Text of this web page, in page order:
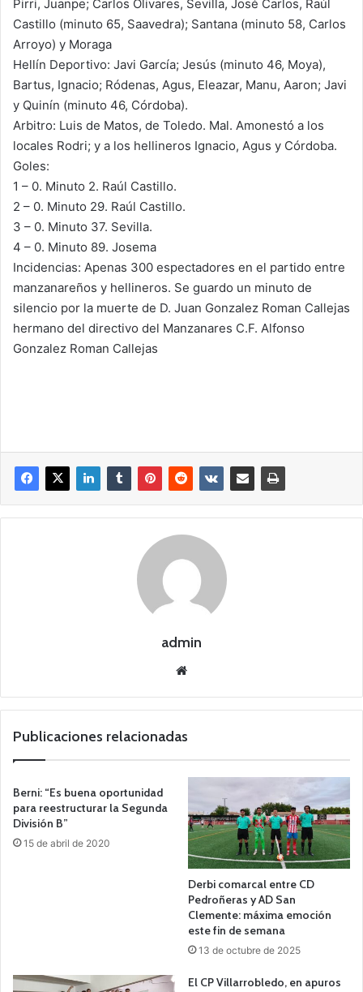
Pirri, Juanpe; Carlos Olivares, Sevilla, José Carlos, Raúl
Castillo (minuto 65, Saavedra); Santana (minuto 58, Carlos
Arroyo) y Moraga
Hellín Deportivo: Javi García; Jesús (minuto 46, Moya),
Bartus, Ignacio; Ródenas, Agus, Eleazar, Manu, Aaron; Javi
y Quinín (minuto 46, Córdoba).
Arbitro: Luis de Matos, de Toledo. Mal. Amonestó a los
locales Rodri; y a los hellineros Ignacio, Agus y Córdoba.
Goles:
1 – 0. Minuto 2. Raúl Castillo.
2 – 0. Minuto 29. Raúl Castillo.
3 – 0. Minuto 37. Sevilla.
4 – 0. Minuto 89. Josema
Incidencias: Apenas 300 espectadores en el partido entre
manzanareños y hellineros. Se guardo un minuto de
silencio por la muerte de D. Juan Gonzalez Roman Callejas
hermano del directivo del Manzanares C.F. Alfonso
Gonzalez Roman Callejas
admin
we
Publicaciones relacionadas
Berni: “Es buena oportunidad
para reestructurar la Segunda
División B”
15 de abril de 2020
Derbi comarcal entre CD
Pedroñeras y AD San
Clemente: máxima emoción
este fin de semana
13 de octubre de 2025
El CP Villarrobledo, en apuros